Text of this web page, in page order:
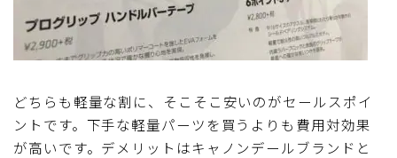
どちらも軽量な割に、そこそこ安いのがセールスポイ
ントです。下手な軽量パーツを買うよりも費用対効果
が高いです。デメリットはキャノンデールブランドと